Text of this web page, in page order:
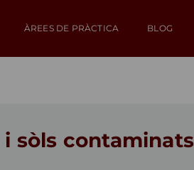
ÀREES DE PRÀCTICA BLOG
i sòls contaminats